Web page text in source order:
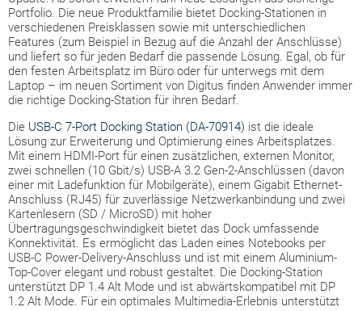
Portfolio. Die neue Produktfamilie bietet Docking-Stationen in
verschiedenen Preisklassen sowie mit unterschiedlichen
Features (zum Beispiel in Bezug auf die Anzahl der Anschlüsse)
und liefert so für jeden Bedarf die passende Lösung. Egal, ob für
den festen Arbeitsplatz im Büro oder für unterwegs mit dem
Laptop – im neuen Sortiment von Digitus finden Anwender immer
die richtige Docking-Station für ihren Bedarf.
Die USB-C 7-Port Docking Station (DA-70914) ist die ideale
Lösung zur Erweiterung und Optimierung eines Arbeitsplatzes.
Mit einem HDMI-Port für einen zusätzlichen, externen Monitor,
zwei schnellen (10 Gbit/s) USB-A 3.2 Gen-2-Anschlüssen (davon
einer mit Ladefunktion für Mobilgeräte), einem Gigabit Ethernet-
Anschluss (RJ45) für zuverlässige Netzwerkanbindung und zwei
Kartenlesern (SD / MicroSD) mit hoher
Übertragungsgeschwindigkeit bietet das Dock umfassende
Konnektivität. Es ermöglicht das Laden eines Notebooks per
USB-C Power-Delivery-Anschluss und ist mit einem Aluminium-
Top-Cover elegant und robust gestaltet. Die Docking-Station
unterstützt DP 1.4 Alt Mode und ist abwärtskompatibel mit DP
1.2 Alt Mode. Für ein optimales Multimedia-Erlebnis unterstützt